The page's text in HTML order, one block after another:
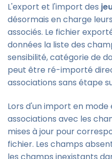
L'export et l'import des
désormais en charge leurs
associés. Le fichier
données la liste des
sensibilité, catégorie de
peut être ré-importé
associations sans étape
Lors d'un import en
associations avec les
mises à jour pour
fichier. Les champs
les champs inexistants